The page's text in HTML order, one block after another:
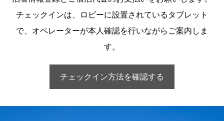
チェックインは、ロビーに設置されているタブレット
で、オペレーターが本人確認を行いながらご案内しま
す。
チェックイン方法を確認する